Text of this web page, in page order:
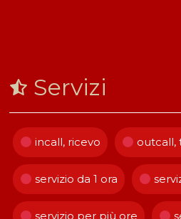
Servizi
incall, ricevo outcall,
servizio da 1 ora
servizio per più ore